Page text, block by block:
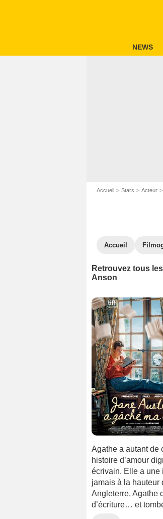
NEWS
Accueil Stars Acteur
Accueil
Retrouvez tous
Anson
Agathe a autant de
histoire d’amour
écrivain. Elle a une
jamais à la hauteur
Angleterre, Agathe
d’écriture… et